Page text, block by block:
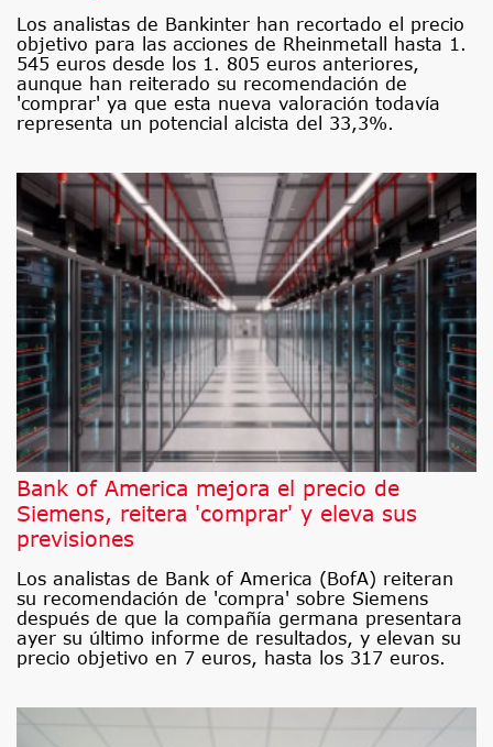
Los analistas de Bankinter han recortado el precio
objetivo para las acciones de Rheinmetall hasta 1.
545 euros desde los 1. 805 euros anteriores,
aunque han reiterado su recomendación de
'comprar' ya que esta nueva valoración todavía
representa un potencial alcista del 33,3%.
Bank of America mejora el precio de
Siemens, reitera 'comprar' y eleva sus
previsiones
Los analistas de Bank of America (BofA) reiteran
su recomendación de 'compra' sobre Siemens
después de que la compañía germana presentara
ayer su último informe de resultados, y elevan su
precio objetivo en 7 euros, hasta los 317 euros.